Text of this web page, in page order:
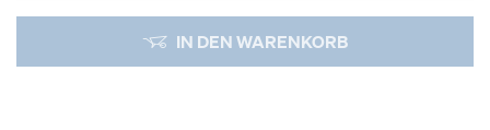
IN DEN WARENKORB